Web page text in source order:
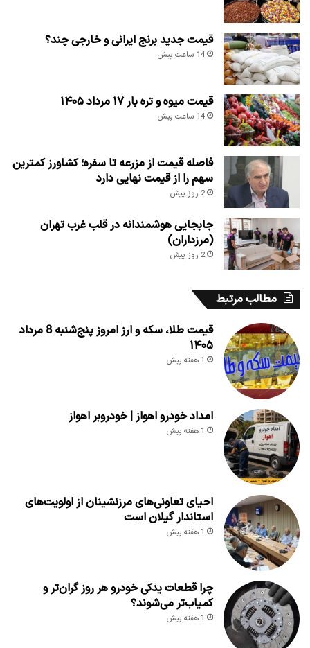
قیمت جدید برنج ایرانی و خارجی چند؟
14 ساعت پیش
قیمت میوه و تره بار ۱۷ مرداد ۱۴۰۵
14 ساعت پیش
فاصله قیمت از مزرعه تا سفره؛ کشاورز کمترین
سهم را از قیمت نهایی دارد
2 روز پیش
جابجایی هوشمندانه در قلب غرب تهران
(مرزداران)
2 روز پیش
مطالب مرتبط
قیمت طلا، سکه و ارز امروز پنج‌شنبه 8 مرداد
۱۴۰۵
1 هفته پیش
امداد خودرو اهواز | خودروبر اهواز
1 هفته پیش
احیای تعاونی‌های مرزنشینان از اولویت‌های
استاندار گیلان است
1 هفته پیش
چرا قطعات یدکی خودرو هر روز گران‌تر و
کمیاب‌تر می‌شوند؟
1 هفته پیش